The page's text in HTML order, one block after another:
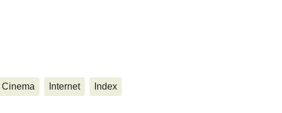
Cinema Internet Index